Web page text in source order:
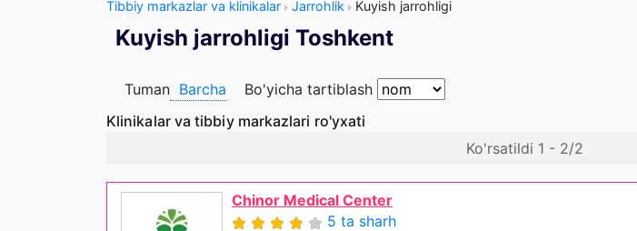
Tibbiy markazlar va klinikalar Jarrohlik Kuyish jarrohligi
Kuyish jarrohligi Toshkent
Tuman Barcha
Bo'yicha tartiblash
Klinikalar va tibbiy markazlari ro'yxati
Ko'rsatildi 1 - 2/2
Chinor Medical Center
5 ta sharh